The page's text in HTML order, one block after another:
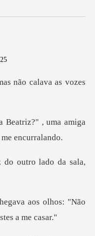
não calava
eatriz?" , uma amiga
do outro lado da sala,
va aos olhos: "Não